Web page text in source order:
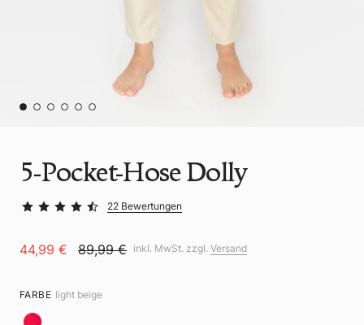
5-Pocket-Hose Dolly
22 Bewertungen
44,99 € 89,99 € inkl. MwSt. zzgl. Versand
FARBE light beige